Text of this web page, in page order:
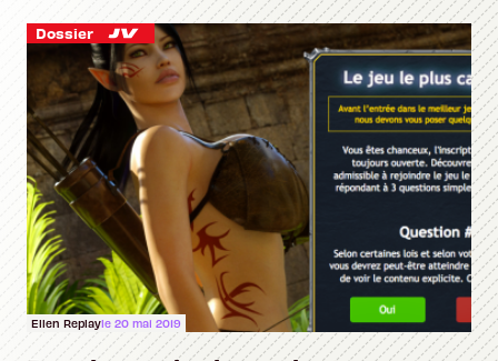
Dossier
Ellen Replayle 20 mai 2019